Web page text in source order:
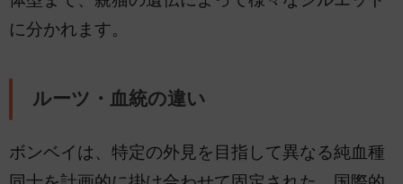
に分かれます。
ルーツ・血統の違い
ボンベイは、特定の外見を目指して異なる純血種